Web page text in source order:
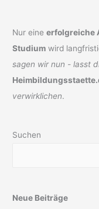
Nur eineerfolgreiche
Studium wird
sagen wir nun - lasst
verwirklichen.
Suchen
Neue Beiträge